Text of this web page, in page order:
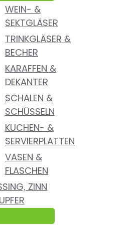
WEIN- &
SEKTGLÄSER
TRINKGLÄSER &
BECHER
KARAFFEN &
DEKANTER
SCHALEN &
SCHÜSSELN
KUCHEN- &
SERVIERPLATTEN
VASEN &
FLASCHEN
ZINN